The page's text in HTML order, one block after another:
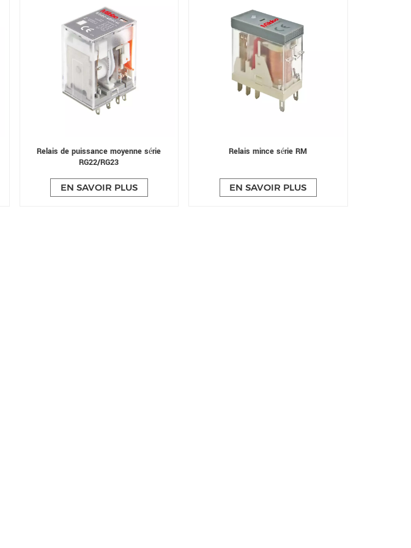
Relais de puissance moyenne série
RG22/RG23
EN SAVOIR PLUS
Relais mince série RM
EN SAVOIR PLUS